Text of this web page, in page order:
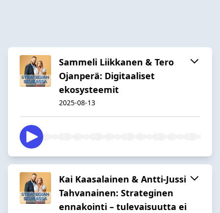
Sammeli Liikkanen & Tero
Ojanperä: Digitaaliset
ekosysteemit
2025-08-13
Kai Kaasalainen & Antti-Jussi
Tahvanainen: Strateginen
ennakointi – tulevaisuutta ei